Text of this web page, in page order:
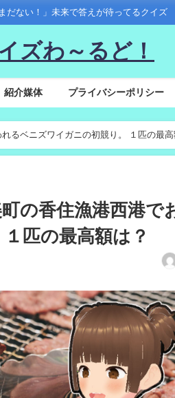
だない！」未来で答えが待ってるクイズ
ズわ～るど！
紹介媒体 プライバシーポリシー
るベニズワイガニの初競り。 １匹の最高
の香住漁港西港で
匹の最高額は？